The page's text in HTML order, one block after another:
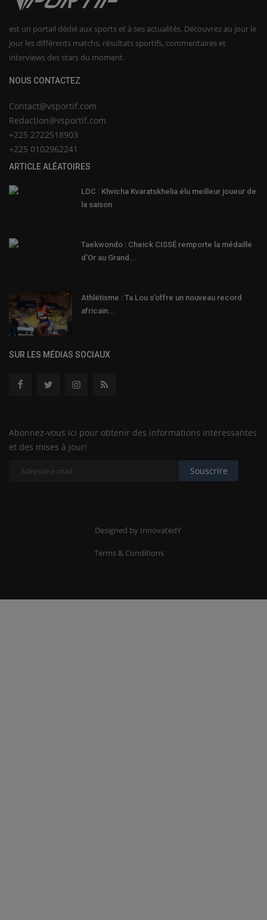
est un portail dédié aux sports et à ses actualités. Découvrez au jour le
jour les différents matchs, résultats sportifs, commentaires et
interviews des stars du moment.
NOUS CONTACTEZ
Contact@vsportif.com
Redaction@vsportif.com
+225 2722518903
+225 0102962241
ARTICLE ALÉATOIRES
LDC : Khvicha Kvaratskhelia élu meilleur joueur de
la saison
Taekwondo : Cheick CISSÉ remporte la médaille
d'Or au Grand...
Athlétisme : Ta Lou s’offre un nouveau record
africain...
SUR LES MÉDIAS SOCIAUX
Abonnez-vous ici pour obtenir des informations intéressantes
et des mises à jour!
Souscrire
Designed by InnovatedY
Terms & Conditions